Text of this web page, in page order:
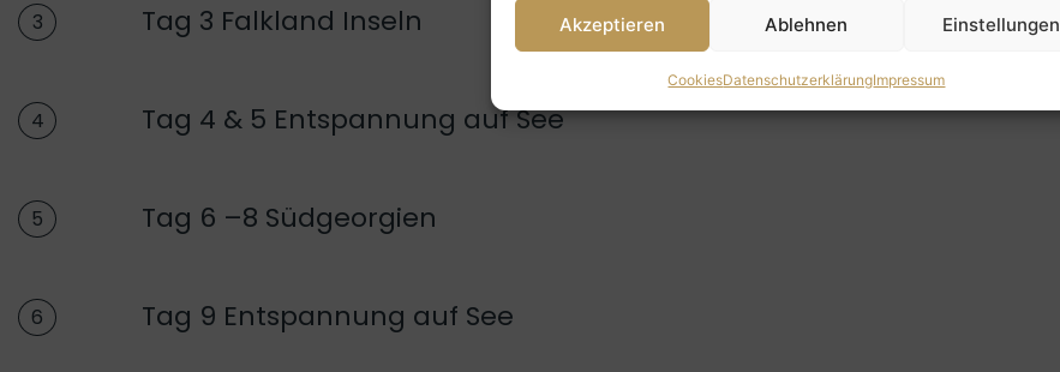
Akzeptieren Ablehnen Einstellungen
CookiesDatenschutzerklärungImpressum
3 Tag 3 Falkland Inseln
4 Tag 4 & 5 Entspannung auf See
5 Tag 6 –8 Südgeorgien
6 Tag 9 Entspannung auf See